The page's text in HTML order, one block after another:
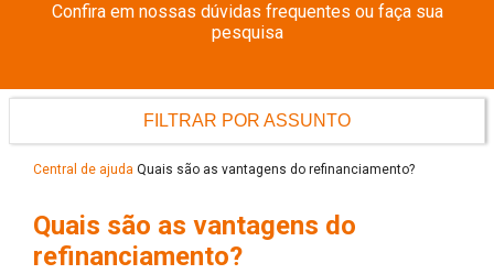
Confira em nossas dúvidas frequentes ou faça sua
pesquisa
FILTRAR POR ASSUNTO
Central de ajuda Quais são as vantagens do refinanciamento?
Quais são as vantagens do
refinanciamento?